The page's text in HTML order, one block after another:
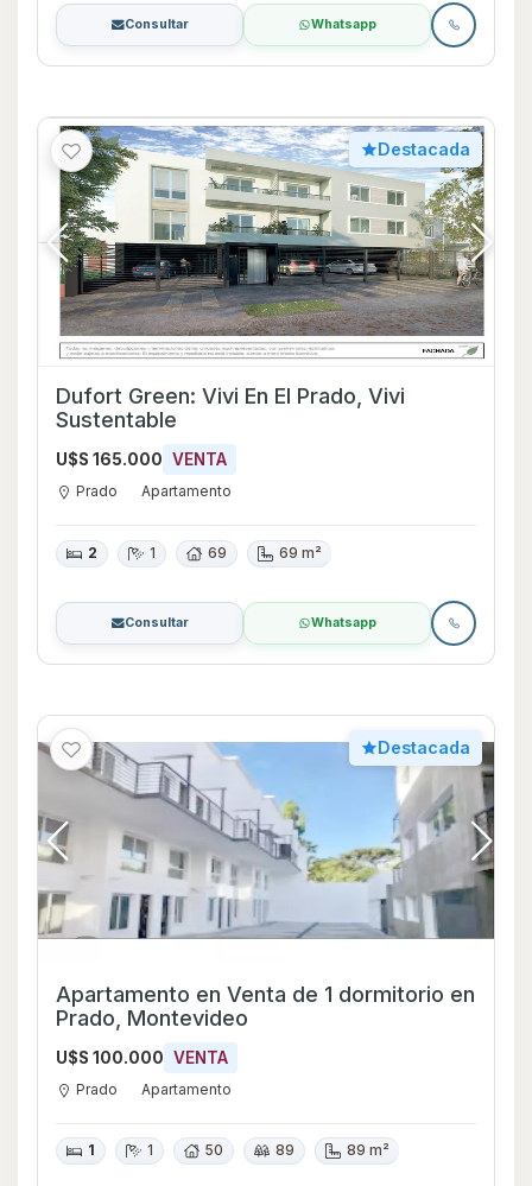
Consultar Whatsapp
Destacada
Dufort Green: Vivi En El Prado, Vivi
Sustentable
U$S 165.000 VENTA
Prado Apartamento
2 1 69 69 m²
Consultar Whatsapp
Destacada
Apartamento en Venta de 1 dormitorio en
Prado, Montevideo
U$S 100.000 VENTA
Prado Apartamento
1 1 50 89 89 m²